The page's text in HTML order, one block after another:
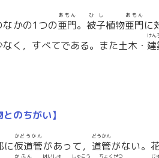
なかの1つの亜門
あもん
。 被子
ひし
植物亜門
あもん
に
なく，すべてである。また土木・
けん
のちがい】
に仮道管
かどうかん
があって， 道管
どうかん
がない。
かふん はいしゅ しゅこう ちょくせつ じ